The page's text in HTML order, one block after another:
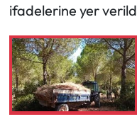
ifadelerine yer